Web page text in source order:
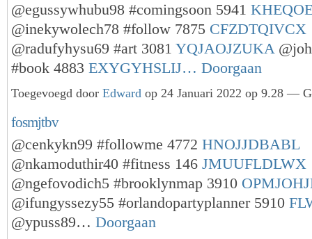
@egussywhubu98 #comingsoon 5941
@inekywolech78 #follow 7875 CFZDTQIVCX
@radufyhysu69 #art 3081 YQJAOJZUKA
#book 4883 EXYGYHSLIJ… Doorgaan
Toegevoegd door Edward op 24 Januari 2022 op 9.28 —
fosmjtbv
@cenkykn99 #followme 4772 HNOJJDBABL
@nkamoduthir40 #fitness 146 JMUUFLDLWX
@ngefovodich5 #brooklynmap 3910
@ifungyssezy55 #orlandopartyplanner 5910
@ypuss89… Doorgaan